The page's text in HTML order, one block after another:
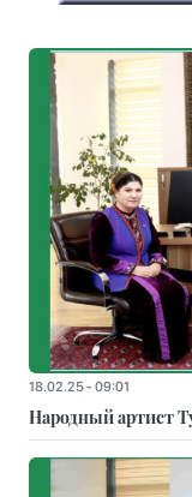
18.02.25 - 09:01
Народный артист